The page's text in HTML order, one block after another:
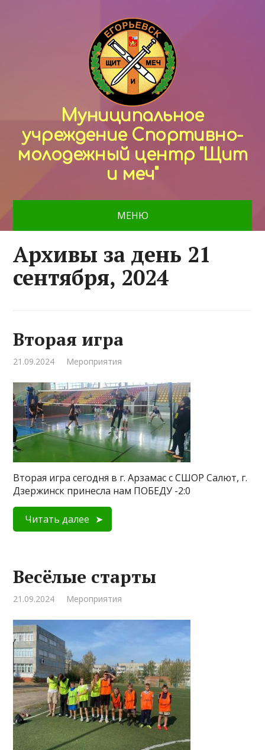
Муниципальное
учреждение Спортивно-
молодежный центр "Щит
и меч"
МЕНЮ
Архивы за день 21
сентября, 2024
Вторая игра
21.09.2024 Мероприятия
Вторая игра сегодня в г. Арзамас с СШОР Салют, г.
Дзержинск принесла нам ПОБЕДУ -2:0
Читать далее
Весёлые старты
21.09.2024 Мероприятия